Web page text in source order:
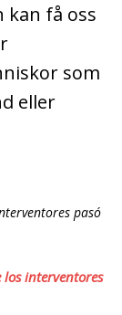
kan få oss
som
eller
pasó
los interventores